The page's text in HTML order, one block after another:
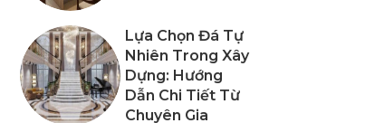
Lựa Chọn Đá Tự
Nhiên Trong Xây
Dựng: Hướng
Dẫn Chi Tiết Từ
Chuyên Gia